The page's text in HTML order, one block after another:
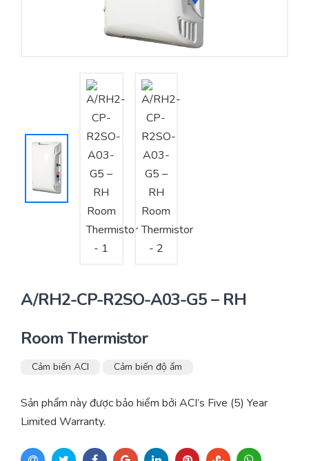
Cung cấp giải pháp quản lý cho toà nhà (BMS)
Tư vấn – Thiết kế – Cung cấp thiết bị HVAC
Tư vấn thiết kế, thi công tủ điều khiển
Thi công – Lắp đặt hệ thống HVAC
A/RH2-CP-R2SO-A03-G5 – RH
Room Thermistor
Cảm biến ACI Cảm biến độ ẩm
Sản phẩm này được bảo hiểm bởi ACI’s Five (5) Year
Limited Warranty.